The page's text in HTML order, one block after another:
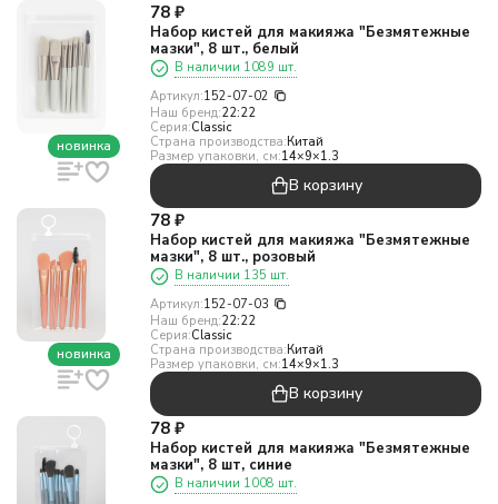
новинка
78 ₽
Набор кистей для макияжа "Безмятежные
мазки", 8 шт., белый
В наличии 1089 шт.
Артикул:152-07-02
Наш бренд:22:22
Серия:Classic
Страна производства:Китай
Размер упаковки, см:14×9×1.3
В корзину
новинка
78 ₽
Набор кистей для макияжа "Безмятежные
мазки", 8 шт., розовый
В наличии 135 шт.
Артикул:152-07-03
Наш бренд:22:22
Серия:Classic
Страна производства:Китай
Размер упаковки, см:14×9×1.3
В корзину
78 ₽
Набор кистей для макияжа "Безмятежные
мазки", 8 шт, синие
В наличии 1008 шт.